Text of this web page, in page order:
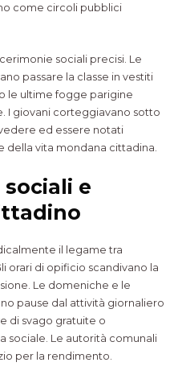
come circoli pubblici
sociali precisi. Le
passare la classe in vestiti
le ultime fogge parigine
I giovani corteggiavano sotto
ed essere notati
della vita mondana cittadina.
e
il legame tra
orari di opificio scandivano la
Le domeniche e le
pause dal attività giornaliero
di svago gratuite o
sociale. Le autorità comunali
per la rendimento.